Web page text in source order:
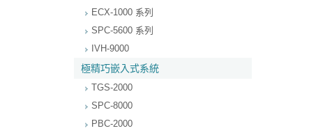
ECX-1000 系列
SPC-5600 系列
IVH-9000
極精巧嵌入式系統
TGS-2000
SPC-8000
PBC-2000